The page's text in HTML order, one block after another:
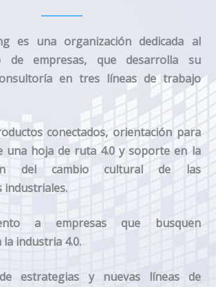
es una organización dedicada al
de empresas, que desarrolla su
en tres líneas de trabajo
conectados, orientación para
una hoja de ruta 4.0 y soporte en la
del cambio cultural de las
industriales.
a empresas que busquen
industria 4.0.
estrategias y nuevas líneas de